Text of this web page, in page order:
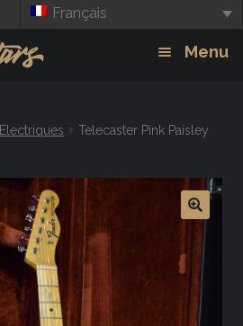
Français
Menu
Electriques Telecaster Pink Paisley